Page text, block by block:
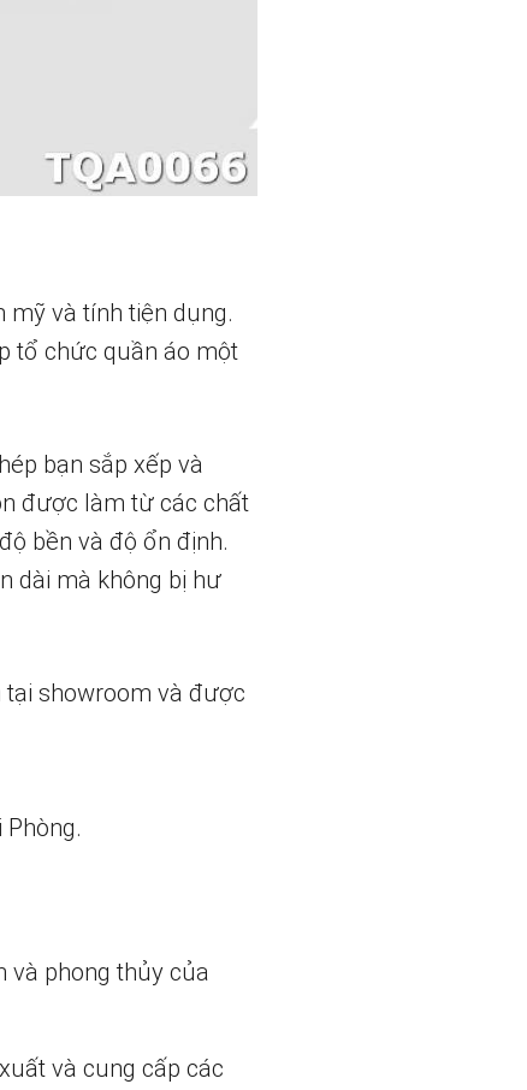
và tính tiện dụng.
tổ chức quần áo một
bạn sắp xếp và
được làm từ các chất
bền và độ ổn định.
dài mà không bị hư
tại showroom và được
và phong thủy của
và cung cấp các